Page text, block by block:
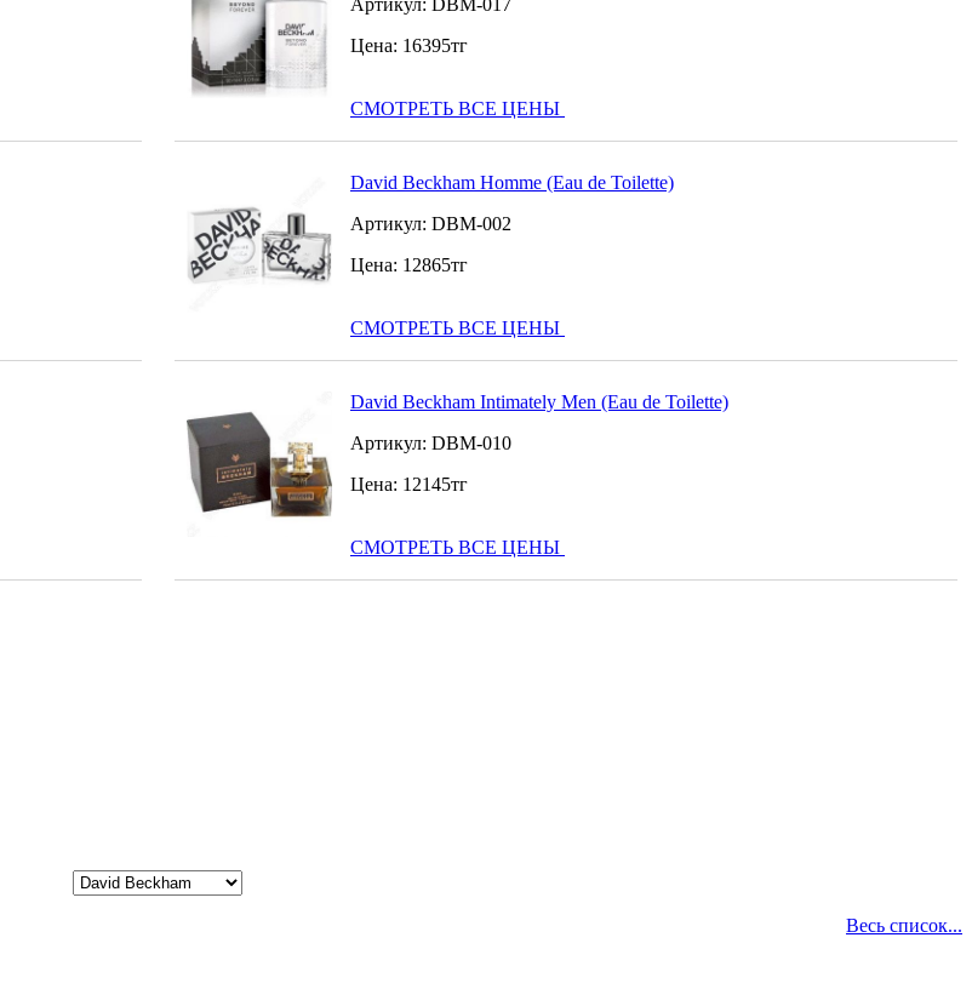
Цена: 16395тг
СМОТРЕТЬ ВСЕ ЦЕНЫ
David Beckham Homme (Eau de Toilette)
Артикул: DBM-002
Цена: 12865тг
СМОТРЕТЬ ВСЕ ЦЕНЫ
David Beckham Intimately Men (Eau de Toilette)
Артикул: DBM-010
Цена: 12145тг
СМОТРЕТЬ ВСЕ ЦЕНЫ
Весь список...